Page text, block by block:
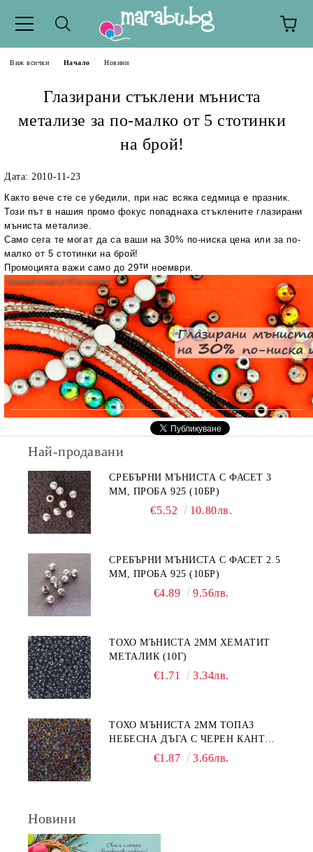
Виж всички Начало Новини
Глазирани стъклени мъниста
метализе за по-малко от 5 стотинки
на брой!
Дата: 2010-11-23
Както вече сте се убедили, при нас всяка седмица е празник.
Този път в нашия промо фокус попаднаха стъклените глазирани
мъниста метализе.
Само сега те могат да са ваши на 30% по-ниска цена или за по-
малко от 5 стотинки на брой!
Промоцията важи само до 29ти ноември.
Най-продавани
СРЕБЪРНИ МЪНИСТА С ФАСЕТ 3
ММ, ПРОБА 925 (10БР)
€5.52 10.80лв.
СРЕБЪРНИ МЪНИСТА С ФАСЕТ 2.5
ММ, ПРОБА 925 (10БР)
€4.89 9.56лв.
ТОХО МЪНИСТА 2ММ ХЕМАТИТ
МЕТАЛИК (10Г)
€1.71 3.34лв.
ТОХО МЪНИСТА 2ММ ТОПАЗ
НЕБЕСНА ДЪГА С ЧЕРЕН КАНТ
€1.87 3.66лв.
Новини